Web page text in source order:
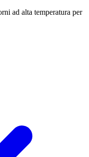
ad alta temperatura per